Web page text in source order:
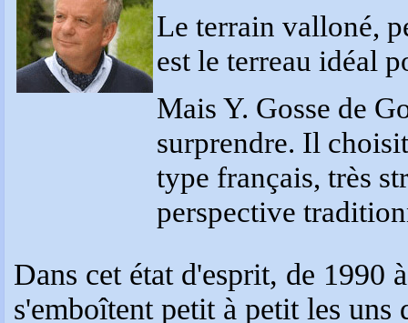
Le terrain valloné,
est le terreau idéal
Mais Y. Gosse de
surprendre. Il
type français, très
perspective
Dans cet état d'esprit, de 1990
s'emboîtent petit à petit les uns